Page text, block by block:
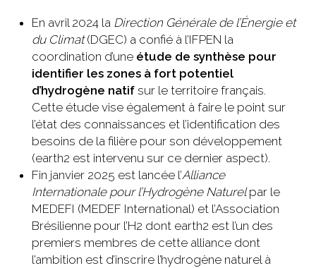
En avril 2024 la Direction Générale de l’Énergie et
du Climat(DGEC) a confié à l’IFPEN la
coordination d’une étude de synthèse pour
identifier les zones à fort potentiel
d’hydrogène natif sur le territoire français.
Cette étude vise également à faire le point sur
l’état des connaissances et l’identification des
besoins de la filière pour son développement
(earth2 est intervenu sur ce dernier aspect).
Fin janvier 2025 est lancée l’Alliance
Internationale pour l’Hydrogène Naturelpar le
MEDEFI (MEDEF International) et l’Association
Brésilienne pour l’H2 dont earth2 est l’un des
premiers membres de cette alliance dont
l’ambition est d’inscrire l’hydrogène naturel à